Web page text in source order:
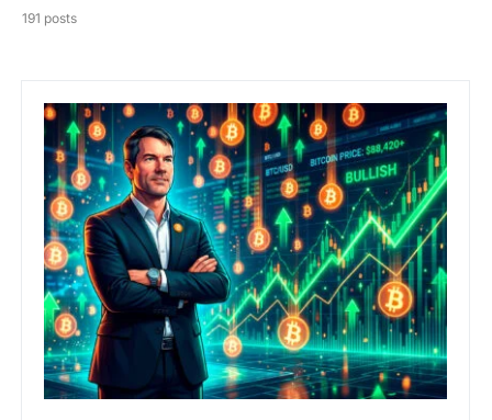
191 posts